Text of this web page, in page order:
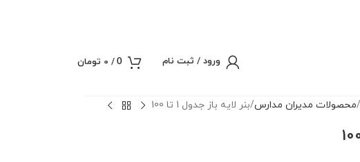
ورود / ثبت نام 0
/
0 تومان
محصولات مدیران مدارس بنر لایه باز جدول 1 تا 100